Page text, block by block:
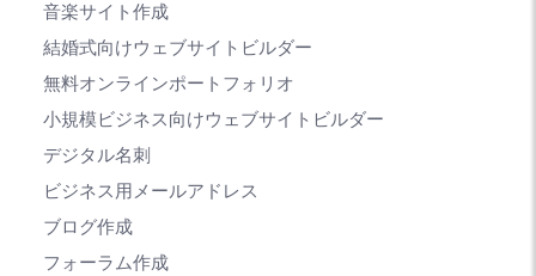
音楽サイト作成
結婚式向けウェブサイトビルダー
無料オンラインポートフォリオ
小規模ビジネス向けウェブサイトビルダー
デジタル名刺
ビジネス用メールアドレス
ブログ作成
フォーラム作成